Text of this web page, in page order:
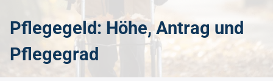
Pflegegeld: Höhe, Antrag und
Pflegegrad